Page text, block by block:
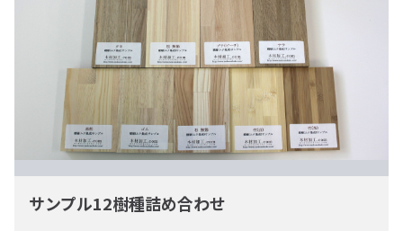
ブビンガ
ブラックウッド（アカシ
ア）
サンプル12樹種詰め合わせ